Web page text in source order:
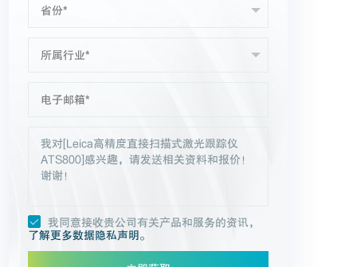
我同意接收贵公司有关产品和服务的资讯，
了解更多数据隐私声明。